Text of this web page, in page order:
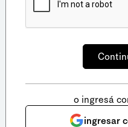
o ingresá
ingresar